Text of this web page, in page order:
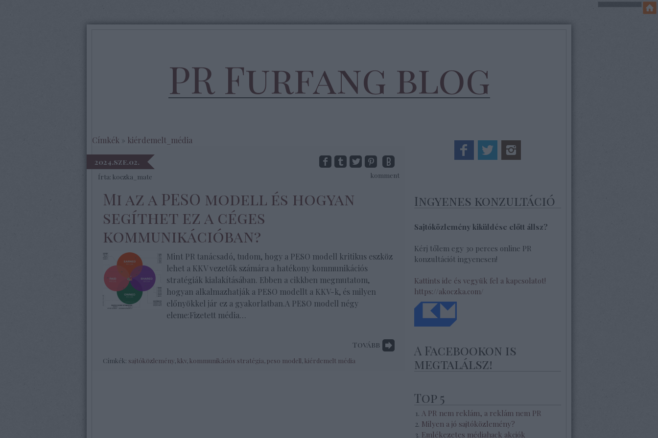
PR Furfang blog
Címkék » kiérdemelt_média
2024.sze.02.
Írta: koczka_mate komment
Mi az a PESO modell és hogyan
segíthet ez a céges
kommunikációban?
Mint PR tanácsadó, tudom, hogy a PESO modell kritikus eszköz
lehet a KKV vezetők számára a hatékony kommunikációs
stratégiák kialakításában. Ebben a cikkben megmutatom,
hogyan alkalmazhatják a PESO modellt a KKV-k, és milyen
előnyökkel jár ez a gyakorlatban.A PESO modell négy
eleme:Fizetett média…
Tovább
Címkék: sajtóközlemény kkv, kommunikációs stratégia peso modell kiérdemelt média
Ingyenes konzultáció
Sajtóközlemény kiküldése előtt állsz?
Kérj tőlem egy 30 perces online PR
konzultációt ingyenesen!
Kattints ide és vegyük fel a kapcsolatot!
https://akoczka.com/
A Facebookon is
megtalálsz!
Top 5
A PR nem reklám, a reklám nem PR
Milyen a jó sajtóközlemény?
Emlékezetes médiahack akciók